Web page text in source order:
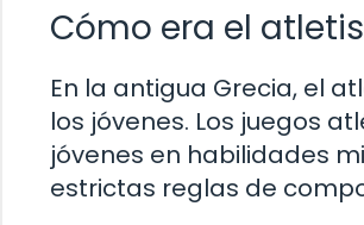
Cómo era el
En la antigua Grecia, el
los jóvenes. Los juegos
jóvenes en habilidades
estrictas reglas de